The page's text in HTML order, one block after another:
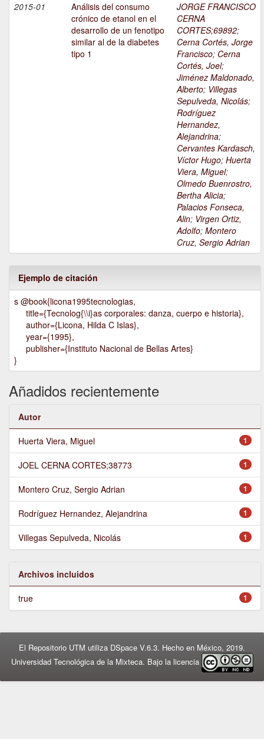
2015-01
Análisis del consumo
crónico de etanol en el
desarrollo de un fenotipo
similar al de la diabetes
tipo 1
JORGE FRANCISCO
CERNA
CORTES;69892;
Cerna Cortés, Jorge
Francisco; Cerna
Cortés, Joel;
Jiménez Maldonado,
Alberto; Villegas
Sepulveda, Nicolás;
Rodríguez
Hernandez,
Alejandrina;
Cervantes Kardasch,
Víctor Hugo; Huerta
Viera, Miguel;
Olmedo Buenrostro,
Bertha Alicia;
Palacios Fonseca,
Alin; Virgen Ortiz,
Adolfo; Montero
Cruz, Sergio Adrian
Ejemplo de citación
s @book{licona1995tecnologias,
title={Tecnolog{\\i}as corporales: danza, cuerpo e historia},
author={Licona, Hilda C Islas},
year={1995},
publisher={Instituto Nacional de Bellas Artes}
}
Añadidos recientemente
Autor
1
Huerta Viera, Miguel
1
JOEL CERNA CORTES;38773
1
Montero Cruz, Sergio Adrian
1
Rodríguez Hernandez, Alejandrina
1
Villegas Sepulveda, Nicolás
Archivos incluidos
1
true
El Repositorio UTM utiliza DSpace V.6.3. Hecho en México, 2019.
Universidad Tecnológica de la Mixteca. Bajo la licencia